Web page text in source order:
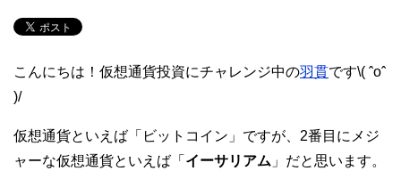
こんにちは！仮想通貨投資にチャレンジ中の羽貫です\( ˆoˆ
)/
仮想通貨といえば「ビットコイン」ですが、2番目にメジ
ャーな仮想通貨といえば「 イーサリアム 」だと思います。